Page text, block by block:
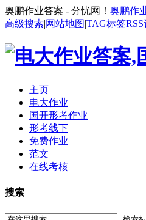
奥鹏作业答案 - 分忧网！ 奥鹏作
高级搜索|网站地图|TAG标签
主页
电大作业
国开形考作业
形考线下
免费作业
范文
在线考核
搜索